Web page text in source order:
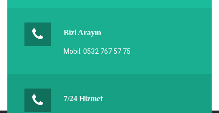
Bizi Arayın
Mobil: 0532 767 57 75
7/24 Hizmet